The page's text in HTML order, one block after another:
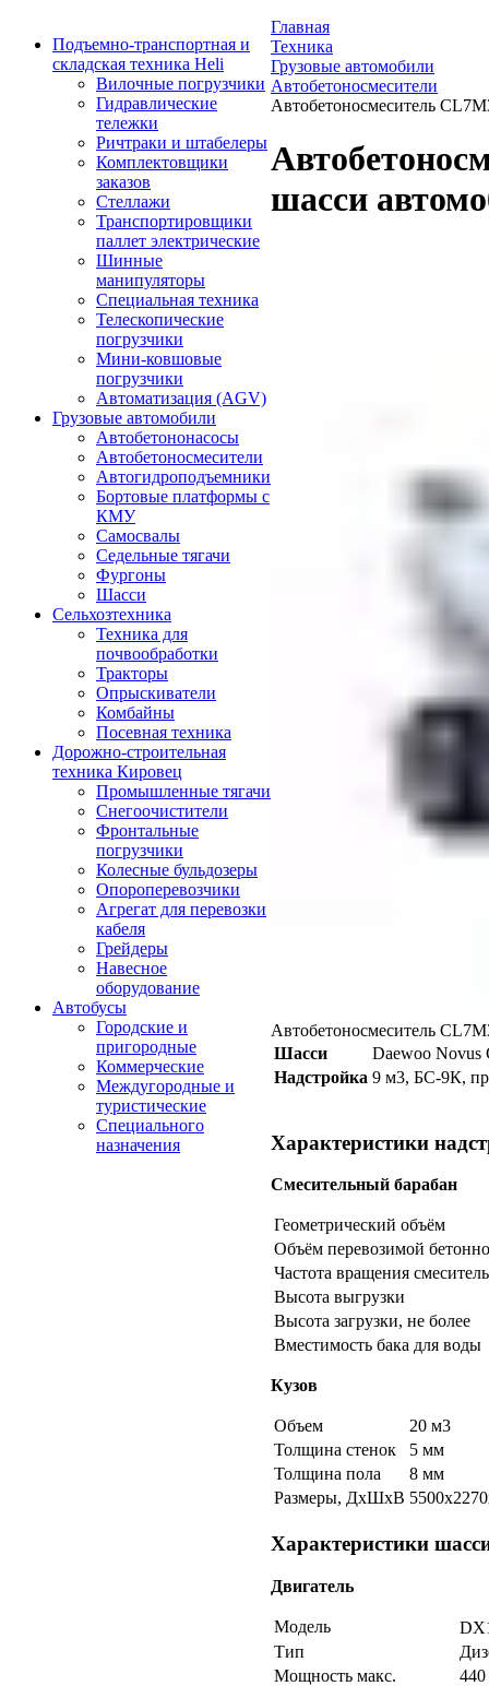
Подъемно-транспортная и
складская техника Heli
Вилочные погрузчики
Гидравлические
тележки
Ричтраки и штабелеры
Комплектовщики
заказов
Стеллажи
Транспортировщики
паллет электрические
Шинные
манипуляторы
Специальная техника
Телескопические
погрузчики
Мини-ковшовые
погрузчики
Автоматизация (AGV)
Грузовые автомобили
Автобетононасосы
Автобетоносмесители
Автогидроподъемники
Бортовые платформы с
КМУ
Самосвалы
Седельные тягачи
Фургоны
Шасси
Сельхозтехника
Техника для
почвообработки
Тракторы
Опрыскиватели
Комбайны
Посевная техника
Дорожно-строительная
техника Кировец
Промышленные тягачи
Снегоочистители
Фронтальные
погрузчики
Колесные бульдозеры
Опороперевозчики
Агрегат для перевозки
кабеля
Грейдеры
Навесное
оборудование
Автобусы
Городские и
пригородные
Коммерческие
Междугородные и
туристические
Специального
назначения
Главная
Техника
Грузовые автомобили
Автобетоносмесители
Автобетоносмеситель
шасси
Автобетоносмеситель
Шасси
Daewoo
Надстройка 9 м3, БС-9К,
Характеристики
Смесительный барабан
Геометрический объём
Объём перевозимой
Частота вращения
Высота выгрузки
Высота загрузки, не более
Вместимость бака для воды
Кузов
Объем
20 м3
Толщина стенок
5 мм
Толщина пола
8 мм
Размеры, ДхШхВ
Характеристики
Двигатель
Модель
Тип
Мощность макс.